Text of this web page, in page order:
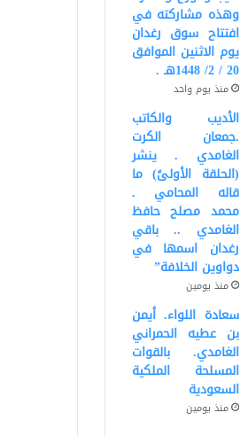
وهذه مشاركته في
افتتاح سوق رغدان
يوم الاثنين الموافق
20 / 2/ 1448هـ .
منذ يوم واحد
الأديب والكاتب
.جمعان الكرت
الغامدي . ينشر
(الحلقة الأولىً) ما
قاله المحامي .
محمد مصلح حافظ
الغامدي .. باقي
رغدان اسمها في
دواوين الخلافة”
منذ يومين
سعادة اللواء. أيمن
بن عطيه الحمراني
الغامدي. بالقوات
المسلحة الملكية
السعودية
منذ يومين